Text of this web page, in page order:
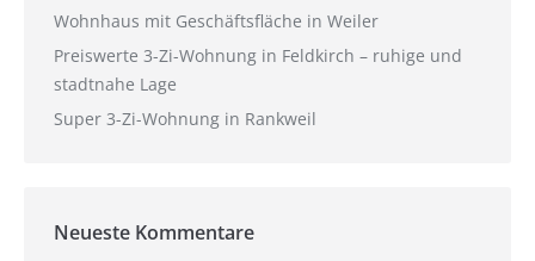
Wohnhaus mit Geschäftsfläche in Weiler
Preiswerte 3-Zi-Wohnung in Feldkirch – ruhige und
stadtnahe Lage
Super 3-Zi-Wohnung in Rankweil
Neueste Kommentare